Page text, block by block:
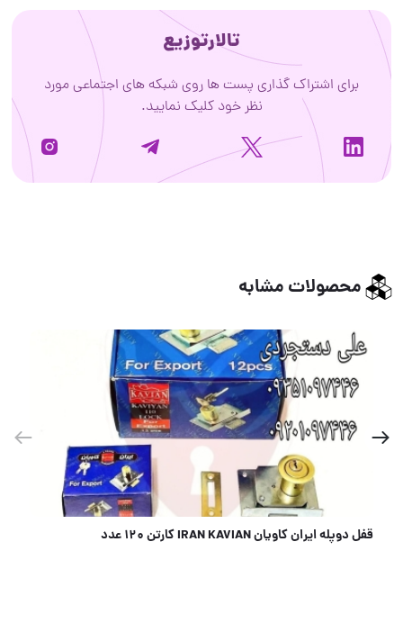
تالارتوزیع
برای اشتراک گذاری پست ها روی شبکه های اجتماعی مورد
نظر خود کلیک نمایید.
محصولات مشابه
قفل دوپله ایران کاویان IRAN KAVIAN کارتن ۱۲۰ عدد